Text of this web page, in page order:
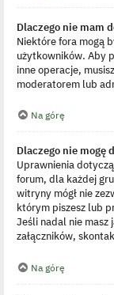
Dlaczego nie mam
Niektóre fora mogą
użytkowników. Aby
inne operacje,
moderatorem lub
Na górę
Dlaczego nie mogę
Uprawnienia
forum, dla każdej
witryny mógł nie
którym piszesz lub
Jeśli nadal nie masz
załączników,
Na górę